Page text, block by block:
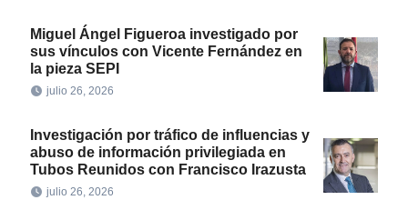
Miguel Ángel Figueroa investigado por
sus vínculos con Vicente Fernández en
la pieza SEPI
julio 26, 2026
Investigación por tráfico de influencias y
abuso de información privilegiada en
Tubos Reunidos con Francisco Irazusta
julio 26, 2026